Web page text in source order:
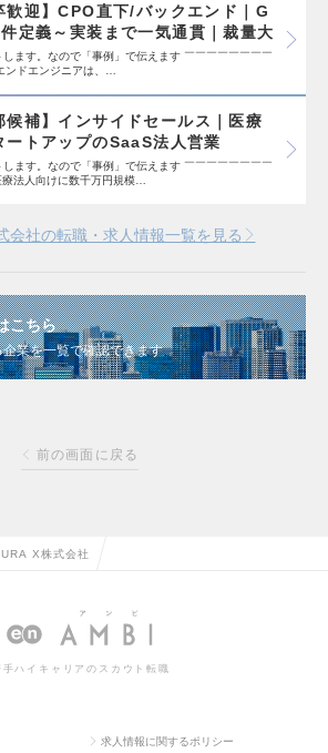
歓迎】CPO直下/バックエンド｜G
定義～実装まで一気通貫｜裁量大
ます。なので「事例」で伝えます ￣￣￣￣￣￣￣￣
ンドエンジニアは、…
候補】インサイドセールス｜医療
ートアップのSaaS法人営業
ます。なので「事例」で伝えます ￣￣￣￣￣￣￣￣
法人向けに数千万円規模…
会社の転職・求人情報一覧を見る
こちら
業を一覧で確認できます
前の画面に戻る
X株式会社
手ハイキャリアのスカウト転職
求人情報に関するポリシー